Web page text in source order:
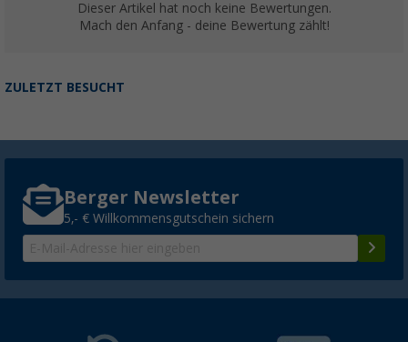
Dieser Artikel hat noch keine Bewertungen.
Mach den Anfang - deine Bewertung zählt!
ZULETZT BESUCHT
Berger Newsletter
5,- € Willkommensgutschein sichern